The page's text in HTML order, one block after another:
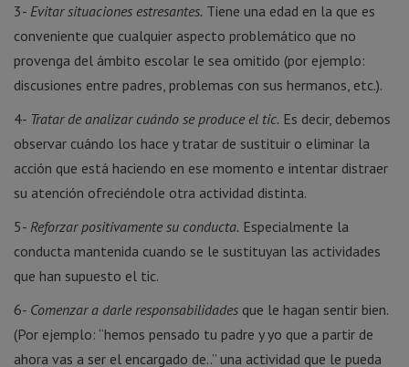
3- Evitar situaciones estresantes. Tiene una edad en la que es
conveniente que cualquier aspecto problemático que no
provenga del ámbito escolar le sea omitido (por ejemplo:
discusiones entre padres, problemas con sus hermanos, etc.).
4- Tratar de analizar cuándo se produce el tic. Es decir, debemos
observar cuándo los hace y tratar de sustituir o eliminar la
acción que está haciendo en ese momento e intentar distraer
su atención ofreciéndole otra actividad distinta.
5- Reforzar positivamente su conducta. Especialmente la
conducta mantenida cuando se le sustituyan las actividades
que han supuesto el tic.
6- Comenzar a darle responsabilidades que le hagan sentir bien.
(Por ejemplo: “hemos pensado tu padre y yo que a partir de
ahora vas a ser el encargado de..” una actividad que le pueda